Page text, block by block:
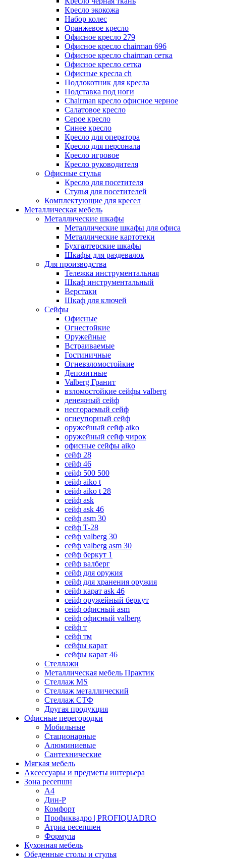
Кресло экокожа
Набор колес
Оранжевое кресло
Офисное кресло 279
Офисное кресло chairman 696
Офисное кресло chairman сетка
Офисное кресло сетка
Офисные кресла ch
Подлокотник для кресла
Подставка под ноги
Сhairman кресло офисное черное
Салатовое кресло
Серое кресло
Синее кресло
Кресло для оператора
Кресло для персонала
Кресло игровое
Кресло руководителя
Офисные стулья
Кресло для посетителя
Стулья для посетителей
Комплектующие для кресел
Металлическая мебель
Металлические шкафы
Металлические шкафы для офиса
Металлические картотеки
Бухгалтерские шкафы
Шкафы для раздевалок
Для производства
Тележка инструментальная
Шкаф инструментальный
Верстаки
Шкаф для ключей
Сейфы
Офисные
Огнестойкие
Оружейные
Встраиваемые
Гостиничные
Огневзломостойкие
Депозитные
Valberg Гранит
взломостойкие сейфы valberg
денежный сейф
несгораемый сейф
огнеупорный сейф
оружейный сейф aiko
оружейный сейф чирок
офисные сейфы aiko
сейф 28
сейф 46
сейф 500 500
сейф aiko t
сейф aiko t 28
сейф ask
сейф ask 46
сейф asm 30
сейф T-28
сейф valberg 30
сейф valberg asm 30
сейф беркут 1
сейф валберг
сейф для оружия
сейф для хранения оружия
сейф карат ask 46
сейф оружейный беркут
сейф офисный asm
сейф офисный valberg
сейф т
сейф тм
сейфы карат
сейфы карат 46
Стеллажи
Металлическая мебель Практик
Стеллаж MS
Стеллаж металлический
Стеллаж СТФ
Другая продукция
Офисные перегородки
Мобильные
Стационарные
Алюминиевые
Сантехнические
Мягкая мебель
Аксессуары и предметы интерьера
Зона ресепшн
А4
Дин-Р
Комфорт
Профиквадро | PROFIQUADRO
Атриа ресепшен
Формула
Кухонная мебель
Обеденные столы и стулья